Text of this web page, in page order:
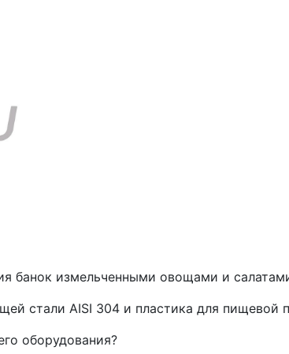
банок измельченными овощами и
стали AISI 304 и пластика для пищевой
оборудования?